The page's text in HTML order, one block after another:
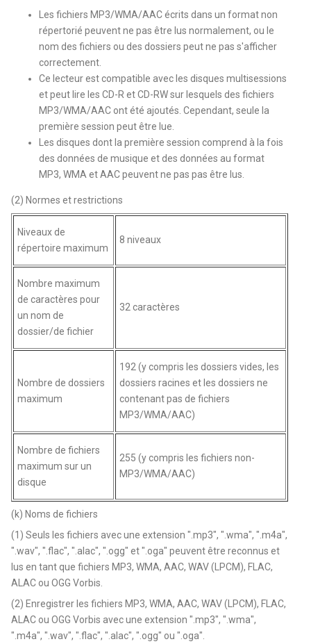
Les fichiers MP3/WMA/AAC écrits dans un format non
répertorié peuvent ne pas être lus normalement, ou le
nom des fichiers ou des dossiers peut ne pas s'afficher
correctement.
Ce lecteur est compatible avec les disques multisessions
et peut lire les CD-R et CD-RW sur lesquels des fichiers
MP3/WMA/AAC ont été ajoutés. Cependant, seule la
première session peut être lue.
Les disques dont la première session comprend à la fois
des données de musique et des données au format
MP3, WMA et AAC peuvent ne pas pas être lus.
(2) Normes et restrictions
Niveaux de
répertoire maximum
8 niveaux
Nombre maximum
de caractères pour
un nom de
dossier/de fichier
32 caractères
Nombre de dossiers
maximum
192 (y compris les dossiers vides, les
dossiers racines et les dossiers ne
contenant pas de fichiers
MP3/WMA/AAC)
Nombre de fichiers
maximum sur un
disque
255 (y compris les fichiers non-
MP3/WMA/AAC)
(k) Noms de fichiers
(1) Seuls les fichiers avec une extension ".mp3", ".wma", ".m4a",
".wav", ".flac", ".alac", ".ogg" et ".oga" peuvent être reconnus et
lus en tant que fichiers MP3, WMA, AAC, WAV (LPCM), FLAC,
ALAC ou OGG Vorbis.
(2) Enregistrer les fichiers MP3, WMA, AAC, WAV (LPCM), FLAC,
ALAC ou OGG Vorbis avec une extension ".mp3", ".wma",
".m4a", ".wav", ".flac", ".alac", ".ogg" ou ".oga".